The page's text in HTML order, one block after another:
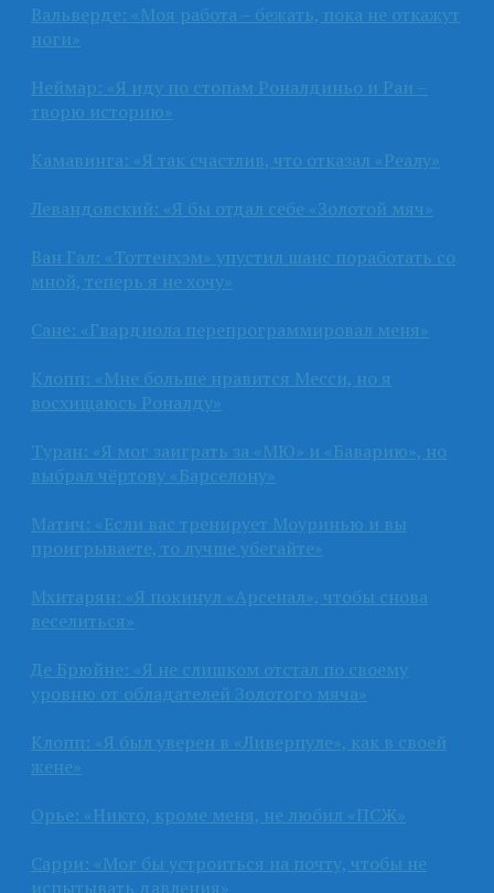
Вальверде: «Моя работа – бежать, пока не откажут
ноги»
Неймар: «Я иду по стопам Роналдиньо и Раи –
творю историю»
Камавинга: «Я так счастлив, что отказал «Реалу»
Левандовский: «Я бы отдал себе «Золотой мяч»
Ван Гал: «Тоттенхэм» упустил шанс поработать со
мной, теперь я не хочу»
Сане: «Гвардиола перепрограммировал меня»
Клопп: «Мне больше нравится Месси, но я
восхищаюсь Роналду»
Туран: «Я мог заиграть за «МЮ» и «Баварию», но
выбрал чёртову «Барселону»
Матич: «Если вас тренирует Моуринью и вы
проигрываете, то лучше убегайте»
Мхитарян: «Я покинул «Арсенал», чтобы снова
веселиться»
Де Брюйне: «Я не слишком отстал по своему
уровню от обладателей Золотого мяча»
Клопп: «Я был уверен в «Ливерпуле», как в своей
жене»
Орье: «Никто, кроме меня, не любил «ПСЖ»
Сарри: «Мог бы устроиться на почту, чтобы не
испытывать давления»